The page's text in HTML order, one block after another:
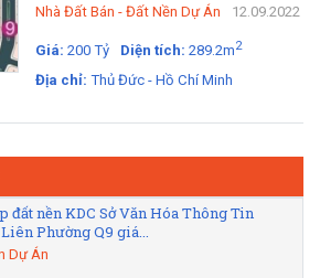
Nhà Đất Bán - Đất Nền Dự Án 12.09.2022
Giá: 200 Tỷ Diện tích: 289.2m2
Địa chỉ: Thủ Đức - Hồ Chí Minh
đất nền KDC Sở Văn Hóa Thông Tin
Phường Q9 giá...
Dự Án